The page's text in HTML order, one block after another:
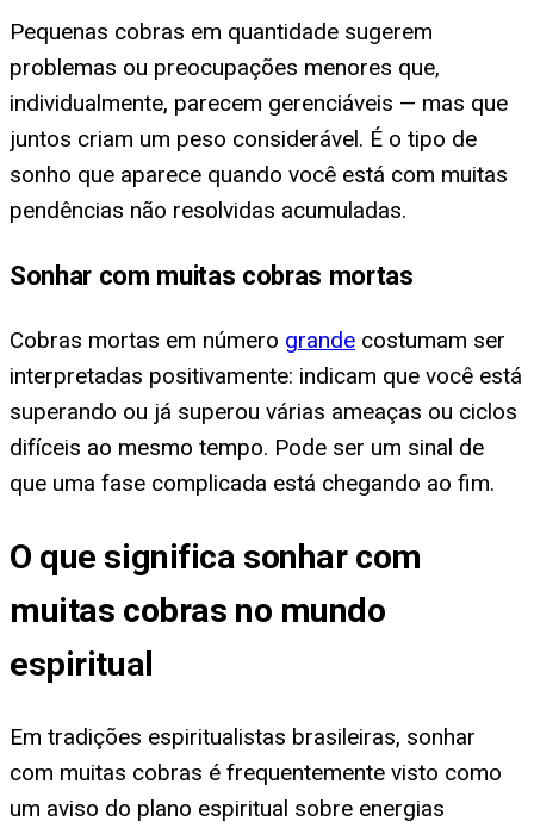
Pequenas cobras em quantidade sugerem
problemas ou preocupações menores que,
individualmente, parecem gerenciáveis — mas que
juntos criam um peso considerável. É o tipo de
sonho que aparece quando você está com muitas
pendências não resolvidas acumuladas.
Sonhar com muitas cobras mortas
Cobras mortas em número grande costumam ser
interpretadas positivamente: indicam que você está
superando ou já superou várias ameaças ou ciclos
difíceis ao mesmo tempo. Pode ser um sinal de
que uma fase complicada está chegando ao fim.
O que significa sonhar com
muitas cobras no mundo
espiritual
Em tradições espiritualistas brasileiras, sonhar
com muitas cobras é frequentemente visto como
um aviso do plano espiritual sobre energias